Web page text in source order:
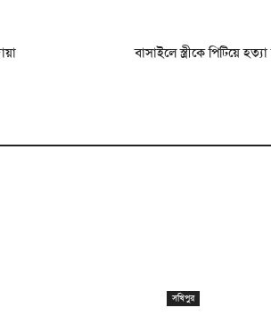
বাসাইলে স্ত্রীকে পিটিয়ে
সখিপুর